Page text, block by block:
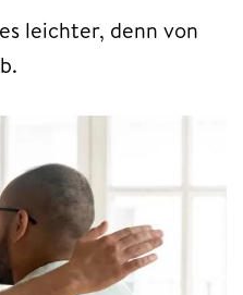
leichter, denn von